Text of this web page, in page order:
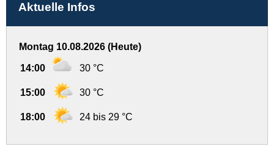
Aktuelle Infos
Montag 10.08.2026 (Heute)
14:00 30 °C
15:00 30 °C
18:00 24 bis 29 °C